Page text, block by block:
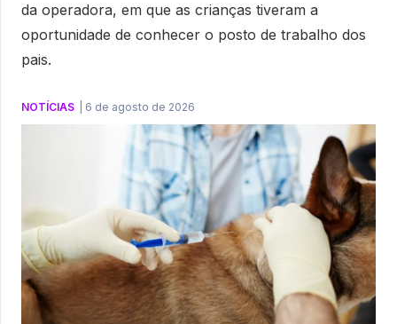
da operadora, em que as crianças tiveram a
oportunidade de conhecer o posto de trabalho dos
pais.
NOTÍCIAS 6 de agosto de 2026